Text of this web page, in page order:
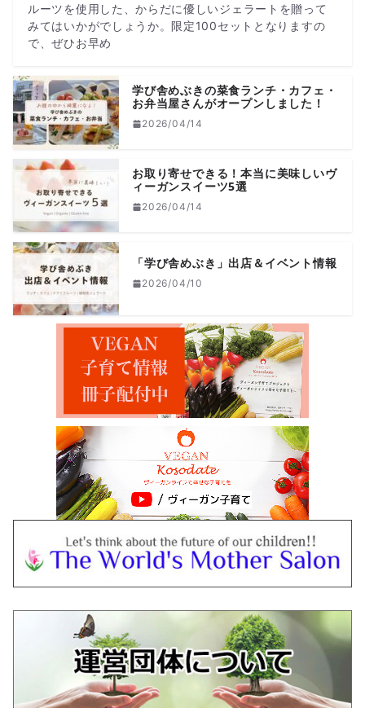
ルーツを使用した、からだに優しいジェラートを贈って
みてはいかがでしょうか。限定100セットとなりますの
で、ぜひお早め
学び舎めぶきの菜食ランチ・カフェ・
お弁当屋さんがオープンしました！
2026/04/14
お取り寄せできる！本当に美味しいヴ
ィーガンスイーツ5選
2026/04/14
「学び舎めぶき」出店＆イベント情報
2026/04/10